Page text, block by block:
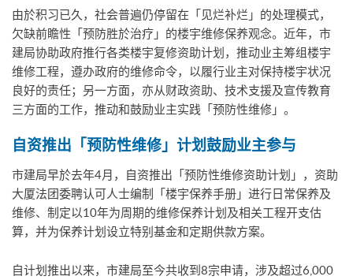
由於积习已久，社会普遍仍停留在「见烂补烂」的处理模式，
欠缺前瞻性「预防胜於治疗」的楼宇维修保养观念。近年，市
建局协助政府推行各类楼宇复修资助计划，推动业主筹组楼宇
维修工程，遵办政府的维修命令，以履行业主对保持楼宇状况
良好的责任；另一方面，亦从财政资助、技术支援及宣传教育
三方面的工作，推动和鼓励业主实践「预防性维修」。
自资推出「预防性维修」计划鼓励业主参与
市建局早於去年4月，自资推出「预防性维修资助计划」，资助
大厦法团委聘认可人士编制「楼宇保养手册」进行日常保养及
维修、制定以10年为周期的维修保养计划及相关工程开支估
算，并为保养计划设立特别基金和定期供款方案。
自计划推出以来，市建局至今共收到8宗申请，涉及超过6,000